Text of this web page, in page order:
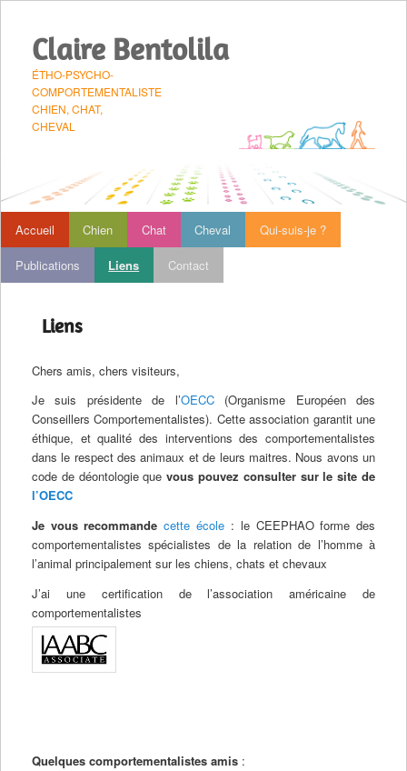
Claire Bentolila
ÉTHO-PSYCHO-
COMPORTEMENTALISTE
CHIEN, CHAT,
CHEVAL
principal
Aller au contenu principal
Aller au contenu secondaire
Accueil Chien Chat Cheval Qui-suis-je ?
Publications Liens Contact
Liens
Chers amis, chers visiteurs,
Je suis présidente de l’OECC(Organisme Européen des
Conseillers Comportementalistes). Cette association garantit une
éthique, et qualité des interventions des comportementalistes
dans le respect des animaux et de leurs maitres. Nous avons un
code de déontologie quevous pouvez consulter sur le site de
l’OECC
Je vous recommandecette école : le CEEPHAO forme des
comportementalistes spécialistes de la relation de l’homme à
l’animal principalement sur les chiens, chats et chevaux
J’ai une certification de l’association américaine de
comportementalistes
Quelques comportementalistes amis: